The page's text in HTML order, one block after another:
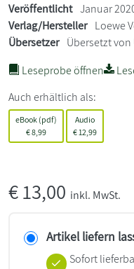
Veröffentlicht Januar
Verlag/Hersteller Loewe
Übersetzer Übersetzt
Leseprobe öffnen
Auch erhältlich als:
eBook (pdf)
€8,99
Audio
€ 12,99
€13,00 inkl. MwSt.
Artikel liefern
Sofort